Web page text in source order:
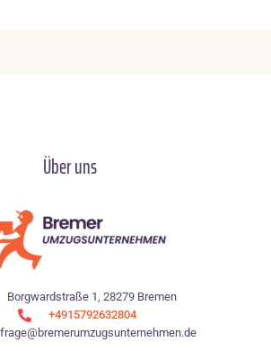
Über uns
Borgwardstraße 1, 28279 Bremen
+4915792632804